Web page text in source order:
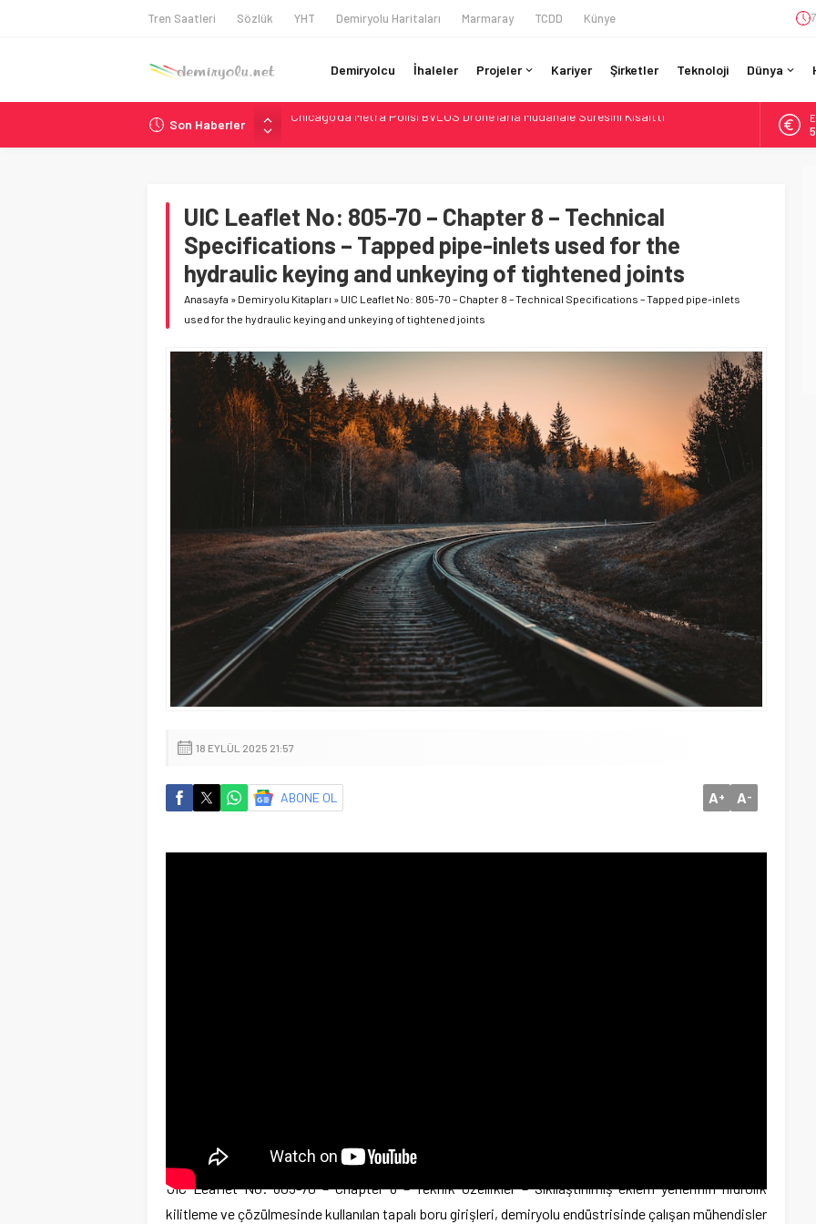
Tren Saatleri Sözlük YHT Demiryolu Haritaları Marmaray TCDD Künye
Demiryolcu İhaleler Projeler Kariyer Şirketler Teknoloji Dünya
Son Haberler
NJ Transit’ten Tarihi Bütçe: 46 Yılın Rekoru Onaylandı
Rocky Mountain, Güneş Enerjili Tesisten İlk Rayı Sevk Etti
Long Beach Limanı’na 58 Milyon Dolarlık Yeşil Yatırım Ödülü
Chicago’da Metra Polisi BVLOS Drone’larla Müdahale Süresini Kısalttı
UIC Leaflet No: 805-70 – Chapter 8 – Technical
Specifications – Tapped pipe-inlets used for the
hydraulic keying and unkeying of tightened joints
Anasayfa » Demiryolu Kitapları » UIC Leaflet No: 805-70 – Chapter 8 – Technical Specifications – Tapped pipe-inlets
used for the hydraulic keying and unkeying of tightened joints
18 EYLÜL 2025 21:57
ABONE OL A+ A-
UIC Leaflet No: 805-70 – Chapter 8 – Teknik Özellikler – Sıkılaştırılmış eklem yerlerinin hidrolik
kilitleme ve çözülmesinde kullanılan tapalı boru girişleri, demiryolu endüstrisinde çalışan mühendisler